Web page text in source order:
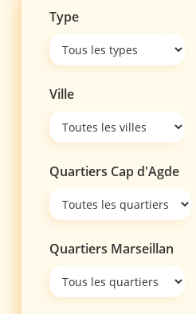
Type
Ville
Quartiers Cap d'Agde
Quartiers Marseillan